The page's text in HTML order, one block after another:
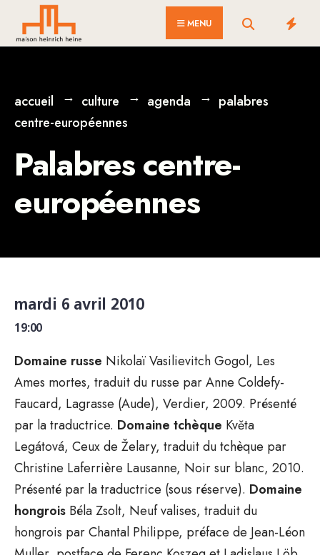
MENU
accueil culture agenda
palabres
centre-européennes
Palabres centre-
européennes
mardi 6 avril 2010
19:00
Domaine russe Nikolaï Vasilievitch Gogol, Les
Ames mortes, traduit du russe par Anne Coldefy-
Faucard, Lagrasse (Aude), Verdier, 2009. Présenté
par la traductrice. Domaine tchèque Květa
Legátová, Ceux de Želary, traduit du tchèque par
Christine Laferrière Lausanne, Noir sur blanc, 2010.
Présenté par la traductrice (sous réserve). Domaine
hongrois Béla Zsolt, Neuf valises, traduit du
hongrois par Chantal Philippe, préface de Jean-Léon